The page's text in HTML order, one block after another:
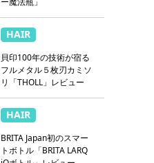
HAIR
貝印100年の技術が宿る
フルメタル５枚刃カミソ
リ「THOLL」レビュー
HAIR
BRITA Japan初のスマー
トボトル「BRITA LARQ